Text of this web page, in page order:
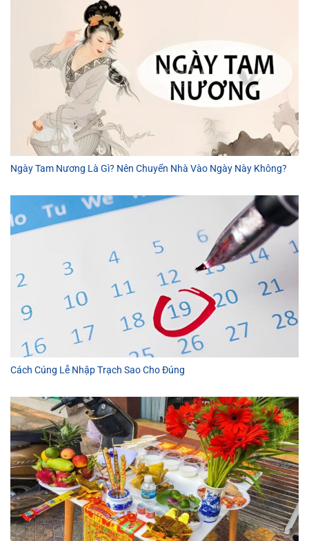
Ngày Tam Nương Là Gì? Nên Chuyển Nhà Vào Ngày Này Không?
Cách Cúng Lễ Nhập Trạch Sao Cho Đúng